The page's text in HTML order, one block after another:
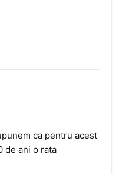
ca pentru acest
de ani o rata